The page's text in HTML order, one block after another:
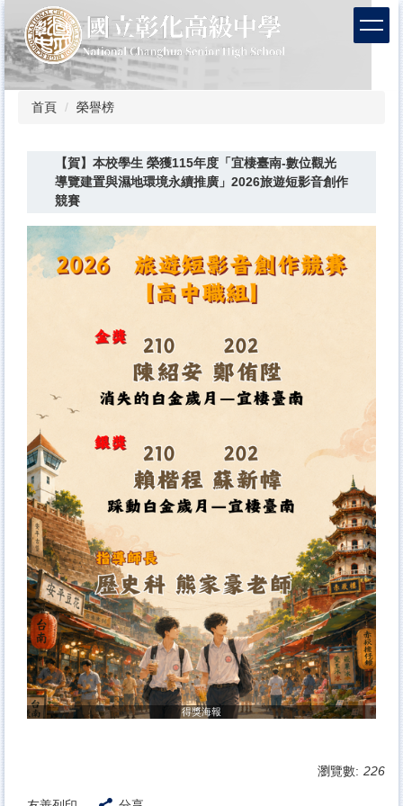
到
主
要
內
首頁 榮譽榜
【賀】本校學生 榮獲115年度「宜棲臺南-數位觀光
導覽建置與濕地環境永續推廣」2026旅遊短影音創作
競賽
得獎海報
瀏覽數: 226